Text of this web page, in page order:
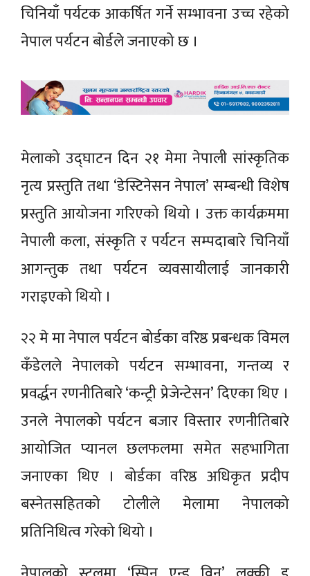
चिनियाँ पर्यटक आकर्षित गर्ने सम्भावना उच्च रहेको
नेपाल पर्यटन बोर्डले जनाएको छ ।
मेलाको उद्घाटन दिन २१ मेमा नेपाली सांस्कृतिक
नृत्य प्रस्तुति तथा ‘डेस्टिनेसन नेपाल’ सम्बन्धी विशेष
प्रस्तुति आयोजना गरिएको थियो । उक्त कार्यक्रममा
नेपाली कला, संस्कृति र पर्यटन सम्पदाबारे चिनियाँ
आगन्तुक तथा पर्यटन व्यवसायीलाई जानकारी
गराइएको थियो ।
२२ मे मा नेपाल पर्यटन बोर्डका वरिष्ठ प्रबन्धक विमल
कँडेलले नेपालको पर्यटन सम्भावना, गन्तव्य र
प्रवर्द्धन रणनीतिबारे ‘कन्ट्री प्रेजेन्टेसन’ दिएका थिए ।
उनले नेपालको पर्यटन बजार विस्तार रणनीतिबारे
आयोजित प्यानल छलफलमा समेत सहभागिता
जनाएका थिए । बोर्डका वरिष्ठ अधिकृत प्रदीप
बस्नेतसहितको टोलीले मेलामा नेपालको
प्रतिनिधित्व गरेको थियो ।